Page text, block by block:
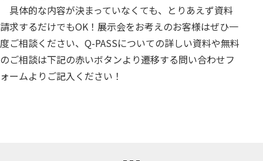
具体的な内容が決まっていなくても、とりあえず資料
請求するだけでもOK！展示会をお考えのお客様はぜひ一
度ご相談ください、Q-PASSについての詳しい資料や無料
のご相談は下記の赤いボタンより遷移する問い合わせフ
ォームよりご記入ください！